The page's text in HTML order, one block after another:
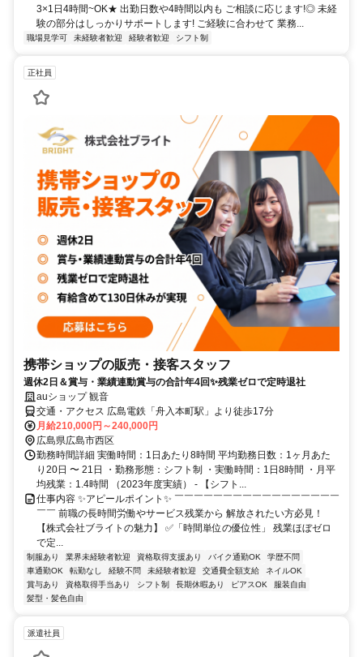
3×1日4時間~OK★ 出勤日数や4時間以内も ご相談に応じます!◎ 未経
験の部分はしっかりサポートします! ご経験に合わせて 業務...
職場見学可 未経験者歓迎 経験者歓迎 シフト制
正社員
携帯ショップの販売・接客スタッフ
週休2日＆賞与・業績連動賞与の合計年4回✨残業ゼロで定時退社
auショップ 観音
交通・アクセス 広島電鉄「舟入本町駅」より徒歩17分
月給210,000円～240,000円
広島県広島市西区
勤務時間詳細 実働時間：1日あたり8時間 平均勤務日数：1ヶ月あた
り20日 〜 21日 ・勤務形態：シフト制 ・実働時間：1日8時間 ・月平
均残業：1.4時間 （2023年度実績） - 【シフト...
仕事内容 ✨アピールポイント✨ ￣￣￣￣￣￣￣￣￣￣￣￣￣￣￣￣￣
￣￣ 前職の長時間労働やサービス残業から 解放されたい方必見！
【株式会社ブライトの魅力】 ✅「時間単位の優位性」 残業ほぼゼロ
で定...
制服あり 業界未経験者歓迎 資格取得支援あり バイク通勤OK
学歴不問
車通勤OK
転勤なし 経験不問 未経験者歓迎 交通費全額支給
ネイルOK
賞与あり
資格取得手当あり シフト制 長期休暇あり ピアスOK
服装自由
髪型・髪色自由
派遣社員